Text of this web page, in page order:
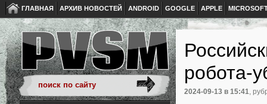
ГЛАВНАЯ АРХИВ НОВОСТЕЙ ANDROID GOOGLE APPLE
робота-
2024-09-13 в 15:41,